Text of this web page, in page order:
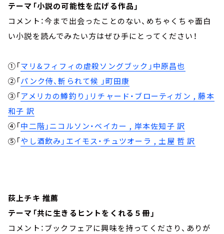
テーマ「小説の可能性を広げる作品」
コメント：今まで出会ったことのない、めちゃくちゃ面白
い小説を読んでみたい方はぜひ手にとってください！
①「マリ&フィフィの虐殺ソングブック」中原昌也
②「パンク侍、斬られて候 」町田康
③「アメリカの鱒釣り」リチャード・ブローティガン , 藤本
和子 訳
④「中二階」ニコルソン・ベイカー , 岸本佐知子 訳
⑤「やし酒飲み」エイモス・チュツオーラ , 土屋 哲 訳
荻上チキ 推薦
テーマ「共に生きるヒントをくれる５冊」
コメント：ブックフェアに興味を持ってくださり、ありが